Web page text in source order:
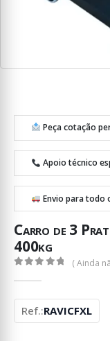
Peça cotação
Apoio técnico
Envio para todo
Carro de 3
400kg
( Ainda
Ref.:RAVICFXL